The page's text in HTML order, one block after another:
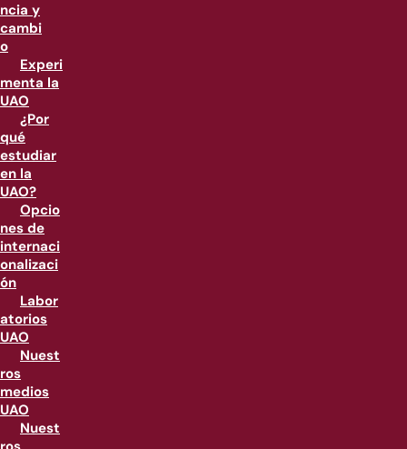
ncia y
cambi
o
Experi
menta la
UAO
¿Por
qué
estudiar
en la
UAO?
Opcio
nes de
internaci
onalizaci
ón
Labor
atorios
UAO
Nuest
ros
medios
UAO
Nuest